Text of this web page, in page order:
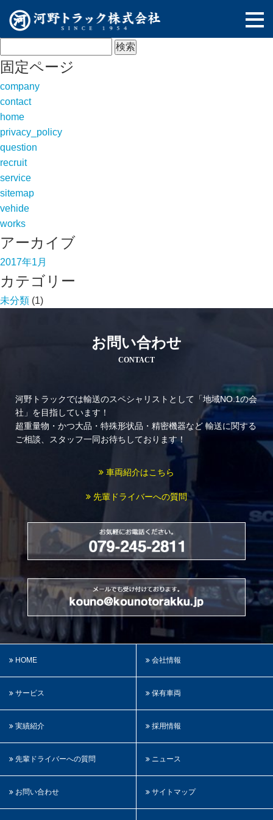
索:
固定ページ
company
contact
home
privacy_policy
question
recruit
service
sitemap
vehide
works
アーカイブ
2017年1月
カテゴリー
未分類 (1)
お問い合わせ
CONTACT
河野トラックでは輸送のスペシャリストとして「地域NO.1の会
社」を目指しています！
超重量物・かつ大品・特殊形状品・精密機器など 輸送に関する
ご相談、スタッフ一同お待ちしております！
車両紹介はこちら
先輩ドライバーへの質問
HOME 会社情報
サービス 保有車両
実績紹介 採用情報
先輩ドライバーへの質問 ニュース
お問い合わせ サイトマップ